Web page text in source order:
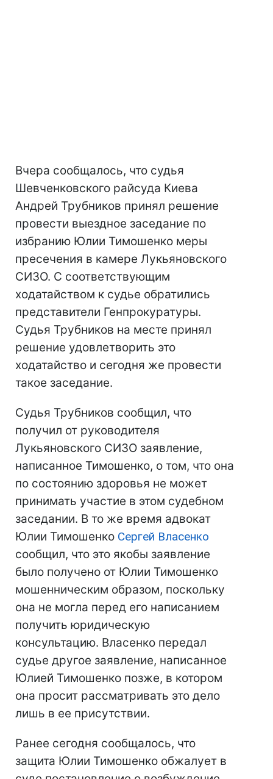
Вчера сообщалось, что судья
Шевченковского райсуда Киева
Андрей Трубников принял решение
провести выездное заседание по
избранию Юлии Тимошенко меры
пресечения в камере Лукьяновского
СИЗО. С соответствующим
ходатайством к судье обратились
представители Генпрокуратуры.
Судья Трубников на месте принял
решение удовлетворить это
ходатайство и сегодня же провести
такое заседание.
Судья Трубников сообщил, что
получил от руководителя
Лукьяновского СИЗО заявление,
написанное Тимошенко, о том, что она
по состоянию здоровья не может
принимать участие в этом судебном
заседании. В то же время адвокат
Юлии Тимошенко Сергей Власенко
сообщил, что это якобы заявление
было получено от Юлии Тимошенко
мошенническим образом, поскольку
она не могла перед его написанием
получить юридическую
консультацию. Власенко передал
судье другое заявление, написанное
Юлией Тимошенко позже, в котором
она просит рассматривать это дело
лишь в ее присутствии.
Ранее сегодня сообщалось, что
защита Юлии Тимошенко обжалует в